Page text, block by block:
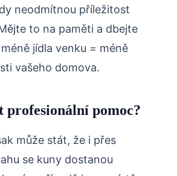
neodmítnou příležitost
to na paměti a ⁣dbejte
​jídla venku = méně
vašeho domova.
profesionální pomoc?
může stát, že i přes
se kuny ⁣dostanou